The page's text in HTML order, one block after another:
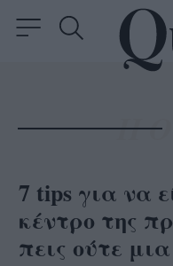
7 tips για να
κέντρο της
πεις ούτε